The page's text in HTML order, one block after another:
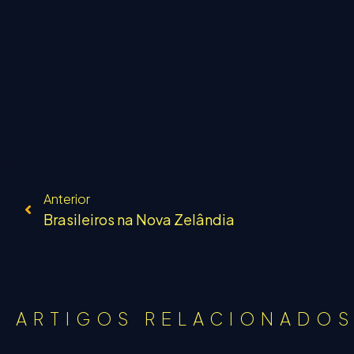
Anterior
Brasileiros na Nova Zelândia
ARTIGOS